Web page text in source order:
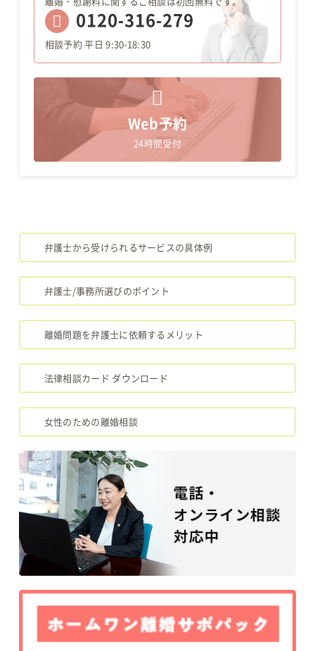
0120-316-279
相談予約 平日 9:30-18:30
Web予約
24時間受付
弁護士から受けられるサービスの具体例
弁護士/事務所選びのポイント
離婚問題を弁護士に依頼するメリット
法律相談カード ダウンロード
女性のための離婚相談